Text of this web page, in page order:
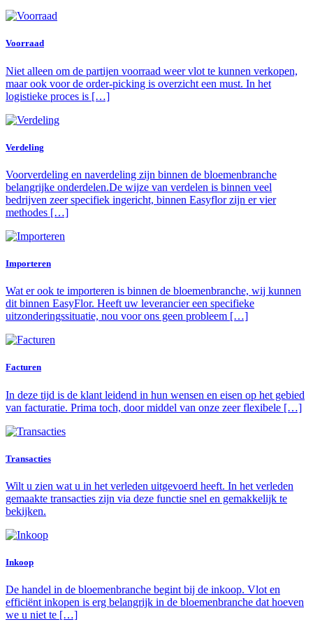
Voorraad
Niet alleen om de partijen voorraad weer vlot te kunnen verkopen,
maar ook voor de order-picking is overzicht een must. In het
logistieke proces is […]
Verdeling
Voorverdeling en naverdeling zijn binnen de bloemenbranche
belangrijke onderdelen.De wijze van verdelen is binnen veel
bedrijven zeer specifiek ingericht, binnen Easyflor zijn er vier
methodes […]
Importeren
Wat er ook te importeren is binnen de bloemenbranche, wij kunnen
dit binnen EasyFlor. Heeft uw leverancier een specifieke
uitzonderingssituatie, nou voor ons geen probleem […]
Facturen
In deze tijd is de klant leidend in hun wensen en eisen op het gebied
van facturatie. Prima toch, door middel van onze zeer flexibele […]
Transacties
Wilt u zien wat u in het verleden uitgevoerd heeft. In het verleden
gemaakte transacties zijn via deze functie snel en gemakkelijk te
bekijken.
Inkoop
De handel in de bloemenbranche begint bij de inkoop. Vlot en
efficiënt inkopen is erg belangrijk in de bloemenbranche dat hoeven
we u niet te […]